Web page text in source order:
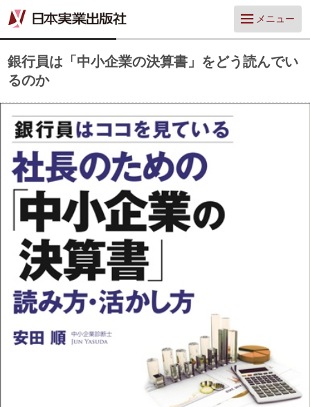
メニュー
銀行員は「中小企業の決算書」をどう読んでい
るのか